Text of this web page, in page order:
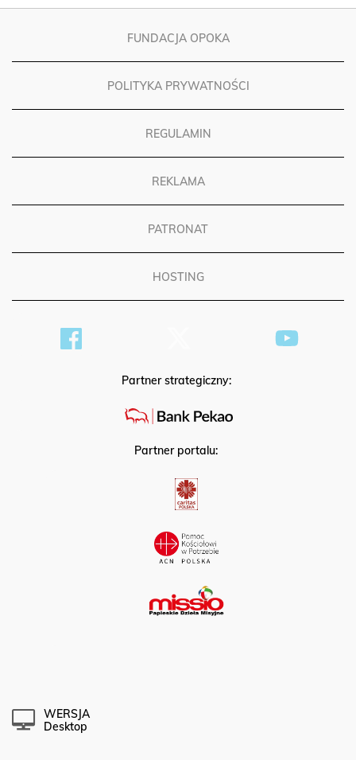
FUNDACJA OPOKA
POLITYKA PRYWATNOŚCI
REGULAMIN
REKLAMA
PATRONAT
HOSTING
Partner strategiczny:
Partner portalu:
WERSJA
Desktop